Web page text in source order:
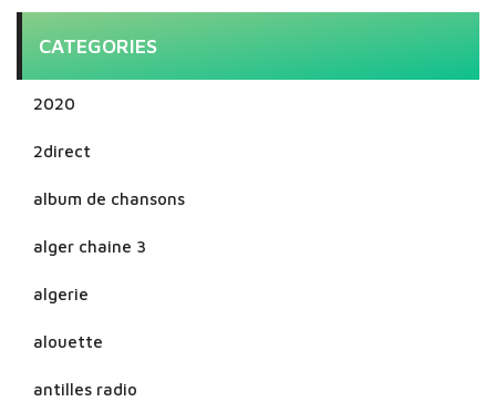
CATEGORIES
2020
2direct
album de chansons
alger chaine 3
algerie
alouette
antilles radio